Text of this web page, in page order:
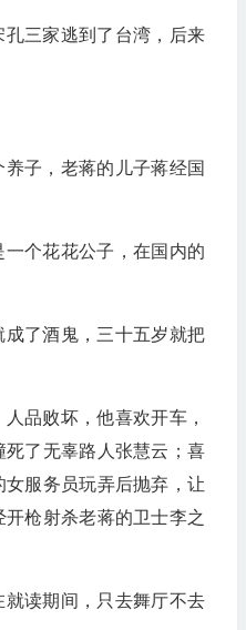
三家逃到了台湾，后来
子，老蒋的儿子蒋经国
个花花公子，在国内的
了酒鬼，三十五岁就把
品败坏，他喜欢开车，
了无辜路人张慧云；喜
服务员玩弄后抛弃，让
开枪射杀老蒋的卫士李之
读期间，只去舞厅不去